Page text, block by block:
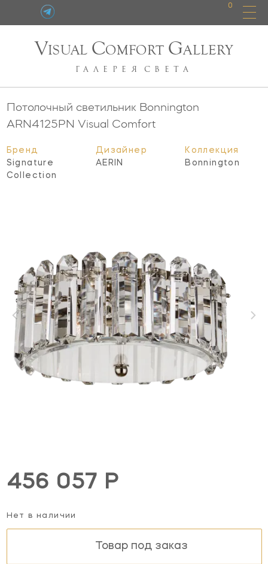
0
VISUAL COMFORT GALLERY
ГАЛЕРЕЯ СВЕТА
Потолочный светильник Bonnington
ARN4125PN Visual Comfort
Бренд
Signature
Collection
Дизайнер
AERIN
Коллекция
Bonnington
456 057 Р
Нет в наличии
Товар под заказ